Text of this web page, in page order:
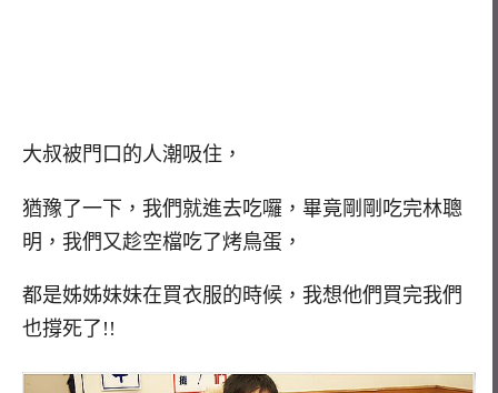
大叔被門口的人潮吸住，
猶豫了一下，我們就進去吃囉，畢竟剛剛吃完林聰
明，我們又趁空檔吃了烤鳥蛋，
都是姊姊妹妹在買衣服的時候，我想他們買完我們
也撐死了!!